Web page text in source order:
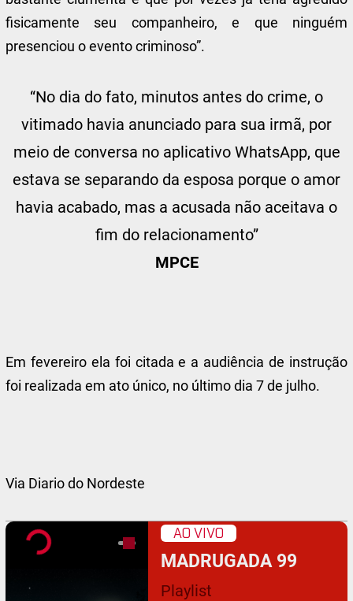
fisicamente seu companheiro, e que ninguém
presenciou o evento criminoso”.
“No dia do fato, minutos antes do crime, o
vitimado havia anunciado para sua irmã, por
meio de conversa no aplicativo WhatsApp, que
estava se separando da esposa porque o amor
havia acabado, mas a acusada não aceitava o
fim do relacionamento”
MPCE
Em fevereiro ela foi citada e a audiência de instrução
foi realizada em ato único, no último dia 7 de julho.
Via Diario do Nordeste
AO VIVO
MADRUGADA 99
Playlist